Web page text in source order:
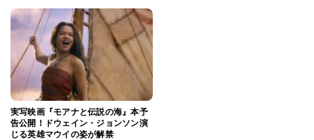
実写映画『モアナと伝説の海』本予
告公開！ドウェイン・ジョンソン演
じる英雄マウイの姿が解禁